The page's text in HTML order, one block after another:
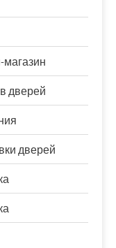
дверей
дверей